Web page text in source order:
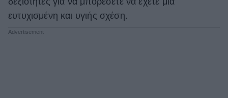
Χωρίς Ταμπέλες
ευτυχισμένη και υγιής σχέση.